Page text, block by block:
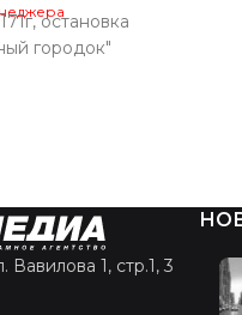
остановка
городок"
Вавилова 1, стр.1, 3